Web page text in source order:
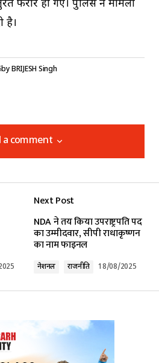
फरार हो गए। पुलिस ने मामला
है।
byBRIJESH Singh
a comment
a comment
marked*
Next Post
NDA ने तय किया उपराष्ट्रपति पद
का उम्मीदवार, सीपी राधाकृष्णन
का नाम फाइनल
नेशनल राजनीति 18/08/2025